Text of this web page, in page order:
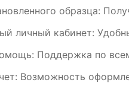
образца:
личный кабинет:
Поддержка по
Возможность